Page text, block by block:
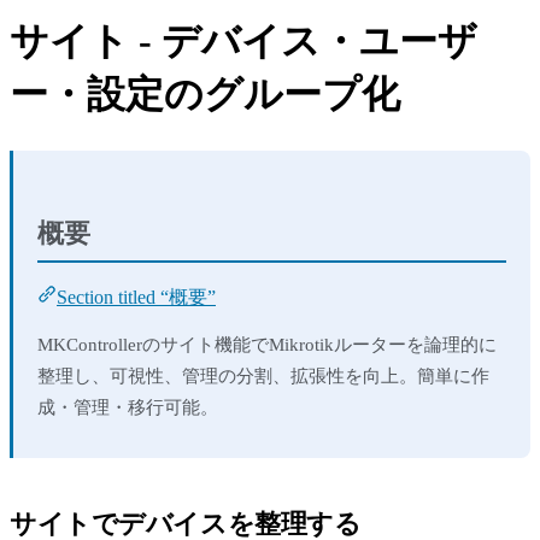
サイト - デバイス・ユーザ
ー・設定のグループ化
概要
Section titled “概要”
MKControllerのサイト機能でMikrotikルーターを論理的に
整理し、可視性、管理の分割、拡張性を向上。簡単に作
成・管理・移行可能。
サイトでデバイスを整理する